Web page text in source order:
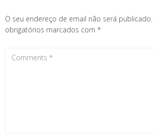
O seu endereço de email não será publicado.
obrigatórios marcados com *